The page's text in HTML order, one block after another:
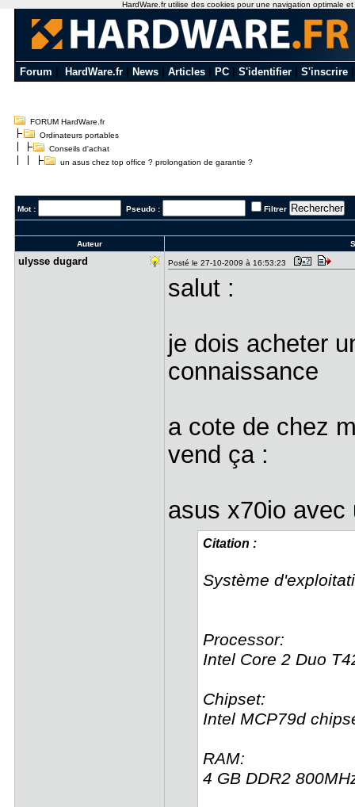
Forum HardWare.fr News Articles PC S'identifier S'inscrire
FORUM HardWare.fr
Ordinateurs portables
Conseils d'achat
un asus chez top office ? prolongation de garantie ?
Mot : Pseudo : Filtrer
Auteur
ulysse dug​ard Posté le 27-10-2009 à 16:53:23
salut :
je dois acheter
connaissance
a cote de chez
vend ça :
asus x70io avec
Citation :
Système
Processor:
Intel Core 2 Duo
Chipset:
Intel MCP79d
RAM:
4 GB DDR2
HardWare.fr utilise des cookies pour une navigation optimale